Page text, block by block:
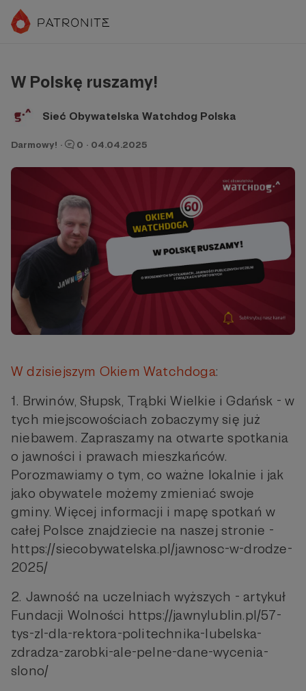
W Polskę ruszamy!
Sieć Obywatelska Watchdog Polska
Darmowy! · 0 · 04.04.2025
W dzisiejszym Okiem Watchdoga:
1. Brwinów, Słupsk, Trąbki Wielkie i Gdańsk - w
tych miejscowościach zobaczymy się już
niebawem. Zapraszamy na otwarte spotkania
o jawności i prawach mieszkańców.
Porozmawiamy o tym, co ważne lokalnie i jak
jako obywatele możemy zmieniać swoje
gminy. Więcej informacji i mapę spotkań w
całej Polsce znajdziecie na naszej stronie -
https://siecobywatelska.pl/jawnosc-w-drodze-
2025/
2. Jawność na uczelniach wyższych - artykuł
Fundacji Wolności https://jawnylublin.pl/57-
tys-zl-dla-rektora-politechnika-lubelska-
zdradza-zarobki-ale-pelne-dane-wycenia-
slono/